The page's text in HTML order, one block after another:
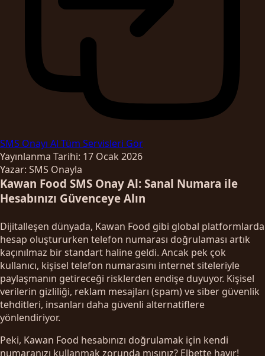
SMS Onayı Al Tüm Servisleri Gör
Yayınlanma Tarihi: 17 Ocak 2026
Yazar: SMS Onayla
Kawan Food SMS Onay Al: Sanal Numara ile
Hesabınızı Güvenceye Alın
Dijitalleşen dünyada, Kawan Food gibi global platformlarda
hesap oluştururken telefon numarası doğrulaması artık
kaçınılmaz bir standart haline geldi. Ancak pek çok
kullanıcı, kişisel telefon numarasını internet siteleriyle
paylaşmanın getireceği risklerden endişe duyuyor. Kişisel
verilerin gizliliği, reklam mesajları (spam) ve siber güvenlik
tehditleri, insanları daha güvenli alternatiflere
yönlendiriyor.
Peki, Kawan Food hesabınızı doğrulamak için kendi
numaranızı kullanmak zorunda mısınız? Elbette hayır!